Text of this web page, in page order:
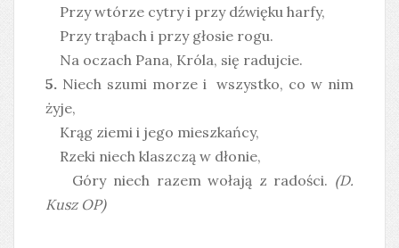
Przy wtórze cytry i przy dźwięku harfy,
Przy trąbach i przy głosie rogu.
Na oczach Pana, Króla, się radujcie.
5. Niech szumi morze i wszystko, co w nim
żyje,
Krąg ziemi i jego mieszkańcy,
Rzeki niech klaszczą w dłonie,
Góry niech razem wołają z radości. (D.
Kusz OP)